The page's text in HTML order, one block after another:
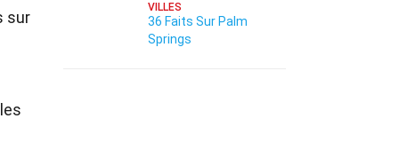
sur
VILLES
36 Faits Sur Palm
Springs